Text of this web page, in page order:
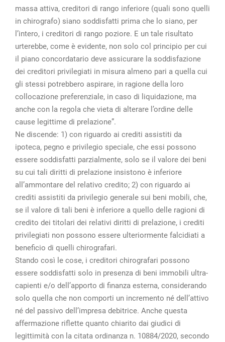
massa attiva, creditori di rango inferiore (quali sono quelli
in chirografo) siano soddisfatti prima che lo siano, per
l’intero, i creditori di rango poziore. E un tale risultato
urterebbe, come è evidente, non solo col principio per cui
il piano concordatario deve assicurare la soddisfazione
dei creditori privilegiati in misura almeno pari a quella cui
gli stessi potrebbero aspirare, in ragione della loro
collocazione preferenziale, in caso di liquidazione, ma
anche con la regola che vieta di alterare l’ordine delle
cause legittime di prelazione”.
Ne discende: 1) con riguardo ai crediti assistiti da
ipoteca, pegno e privilegio speciale, che essi possono
essere soddisfatti parzialmente, solo se il valore dei beni
su cui tali diritti di prelazione insistono è inferiore
all’ammontare del relativo credito; 2) con riguardo ai
crediti assistiti da privilegio generale sui beni mobili, che,
se il valore di tali beni è inferiore a quello delle ragioni di
credito dei titolari dei relativi diritti di prelazione, i crediti
privilegiati non possono essere ulteriormente falcidiati a
beneficio di quelli chirografari.
Stando così le cose, i creditori chirografari possono
essere soddisfatti solo in presenza di beni immobili ultra-
capienti e/o dell’apporto di finanza esterna, considerando
solo quella che non comporti un incremento né dell’attivo
né del passivo dell’impresa debitrice. Anche questa
affermazione riflette quanto chiarito dai giudici di
legittimità con la citata ordinanza n. 10884/2020, secondo